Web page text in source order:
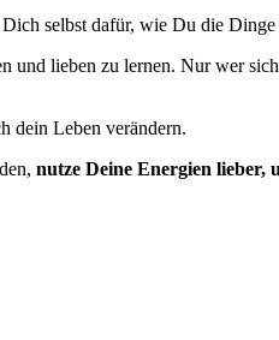
selbst dafür, wie Du die
lieben zu lernen. Nur wer
dein Leben verändern.
nutze Deine Energien lieber,